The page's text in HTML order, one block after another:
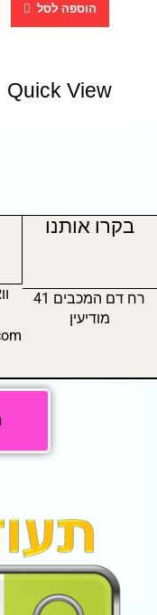
הוספה לסל
Quick View
בקרו אותנו
רח דם המכבים 41
מודיעין